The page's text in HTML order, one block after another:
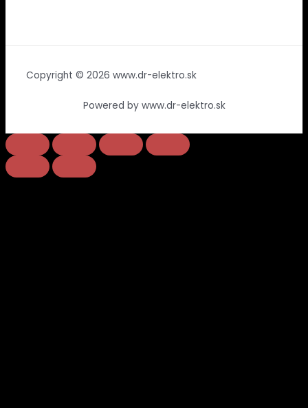
Copyright © 2026 www.dr-elektro.sk
Powered by www.dr-elektro.sk